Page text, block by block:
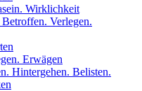
Wirklichkeit
Verlegen.
Erwägen
Hintergehen. Belisten.